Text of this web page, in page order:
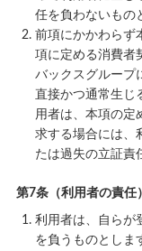
任を負わないもの
前項にかかわらず
項に定める消費者
バックスグループ
直接かつ通常生じ
用者は、本項の定
求する場合には、
たは過失の立証責
第7条（利用者の責任）
利用者は、自らが
を負うものとしま